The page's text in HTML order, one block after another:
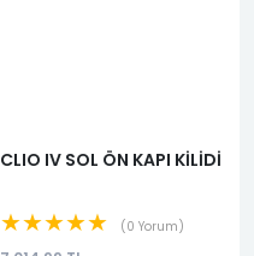
CLIO IV SOL ÖN KAPI KİLİDİ
★★★★★ 0 Yorum